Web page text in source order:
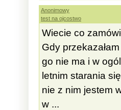
Anonimowy
test na ojcostwo
Wiecie co
Gdy
go nie ma i w
letnim starania
nie z nim jestem
w ...